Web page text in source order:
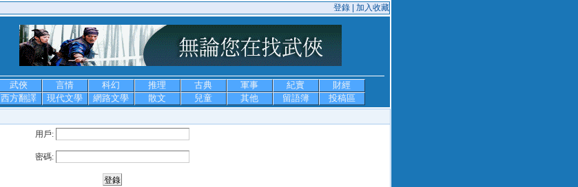
登錄 | 加入收藏
武俠 言情 科幻 推理 古典 軍事 紀實
財經
西方翻譯
現代文學 網路文學 散文 兒童 其他 留語簿 投稿區
用戶:
密碼: